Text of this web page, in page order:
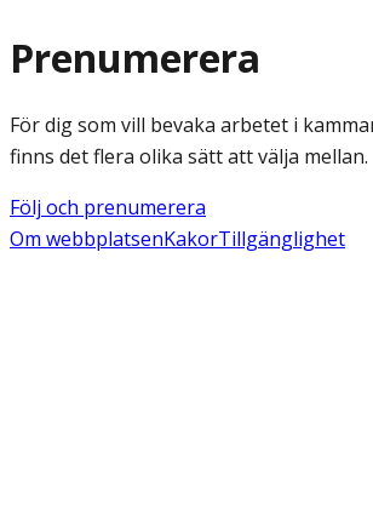
Prenumerera
För dig som vill bevaka arbetet i
finns det flera olika sätt att välja mellan.
Följ och prenumerera
Om webbplatsenKakorTillgänglighet